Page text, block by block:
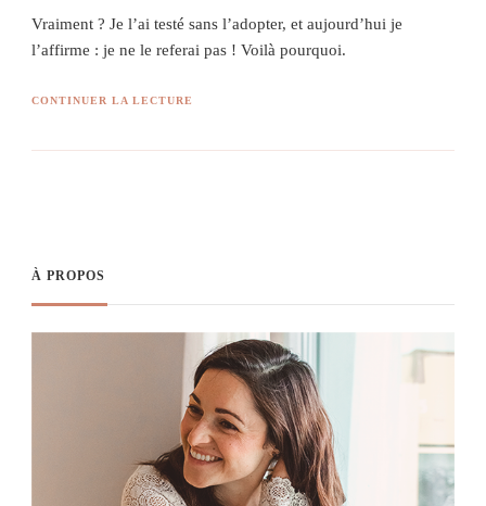
Vraiment ? Je l’ai testé sans l’adopter, et aujourd’hui je
l’affirme : je ne le referai pas ! Voilà pourquoi.
CONTINUER LA LECTURE
À PROPOS